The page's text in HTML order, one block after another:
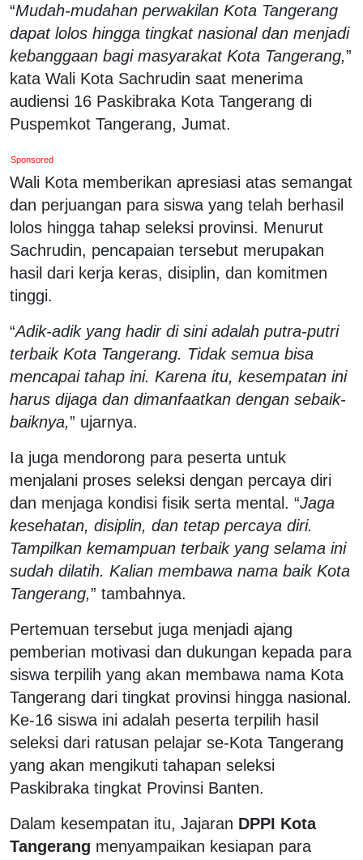
“Mudah-mudahan perwakilan Kota Tangerang
dapat lolos hingga tingkat nasional dan menjadi
kebanggaan bagi masyarakat Kota Tangerang,”
kata Wali Kota Sachrudin saat menerima
audiensi 16 Paskibraka Kota Tangerang di
Puspemkot Tangerang, Jumat.
Sponsored
Wali Kota memberikan apresiasi atas semangat
dan perjuangan para siswa yang telah berhasil
lolos hingga tahap seleksi provinsi. Menurut
Sachrudin, pencapaian tersebut merupakan
hasil dari kerja keras, disiplin, dan komitmen
tinggi.
“Adik-adik yang hadir di sini adalah putra-putri
terbaik Kota Tangerang. Tidak semua bisa
mencapai tahap ini. Karena itu, kesempatan ini
harus dijaga dan dimanfaatkan dengan sebaik-
baiknya,” ujarnya.
Ia juga mendorong para peserta untuk
menjalani proses seleksi dengan percaya diri
dan menjaga kondisi fisik serta mental. “Jaga
kesehatan, disiplin, dan tetap percaya diri.
Tampilkan kemampuan terbaik yang selama ini
sudah dilatih. Kalian membawa nama baik Kota
Tangerang,” tambahnya.
Pertemuan tersebut juga menjadi ajang
pemberian motivasi dan dukungan kepada para
siswa terpilih yang akan membawa nama Kota
Tangerang dari tingkat provinsi hingga nasional.
Ke-16 siswa ini adalah peserta terpilih hasil
seleksi dari ratusan pelajar se-Kota Tangerang
yang akan mengikuti tahapan seleksi
Paskibraka tingkat Provinsi Banten.
Dalam kesempatan itu, Jajaran DPPI Kota
Tangerang menyampaikan kesiapan para